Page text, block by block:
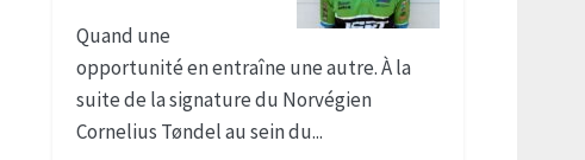
Quand une
opportunité en entraîne une autre. À la
suite de la signature du Norvégien
Cornelius Tøndel au sein du...